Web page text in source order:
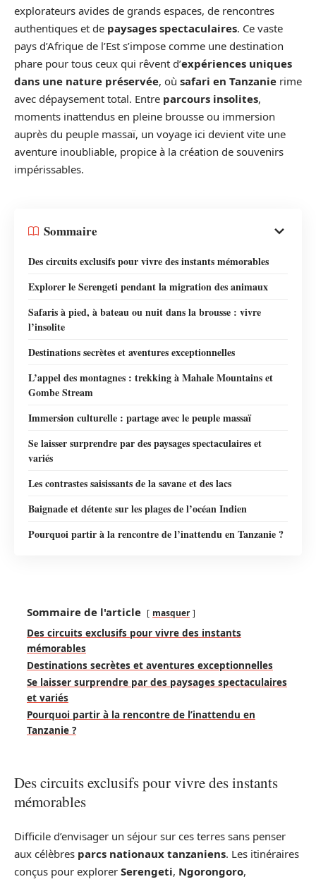
explorateurs avides de grands espaces, de rencontres
authentiques et de paysages spectaculaires. Ce vaste
pays d’Afrique de l’Est s’impose comme une destination
phare pour tous ceux qui rêvent d’expériences uniques
dans une nature préservée, où safari en Tanzanie rime
avec dépaysement total. Entre parcours insolites,
moments inattendus en pleine brousse ou immersion
auprès du peuple massaï, un voyage ici devient vite une
aventure inoubliable, propice à la création de souvenirs
impérissables.
Sommaire
Des circuits exclusifs pour vivre des instants mémorables
Explorer le Serengeti pendant la migration des animaux
Safaris à pied, à bateau ou nuit dans la brousse : vivre
l’insolite
Destinations secrètes et aventures exceptionnelles
L’appel des montagnes : trekking à Mahale Mountains et
Gombe Stream
Immersion culturelle : partage avec le peuple massaï
Se laisser surprendre par des paysages spectaculaires et
variés
Les contrastes saisissants de la savane et des lacs
Baignade et détente sur les plages de l’océan Indien
Pourquoi partir à la rencontre de l’inattendu en Tanzanie ?
Sommaire de l'article masquer
Des circuits exclusifs pour vivre des instants
mémorables
Destinations secrètes et aventures exceptionnelles
Se laisser surprendre par des paysages spectaculaires
et variés
Pourquoi partir à la rencontre de l’inattendu en
Tanzanie ?
Des circuits exclusifs pour vivre des instants
mémorables
Difficile d’envisager un séjour sur ces terres sans penser
aux célèbres parcs nationaux tanzaniens. Les itinéraires
conçus pour explorer Serengeti, Ngorongoro,